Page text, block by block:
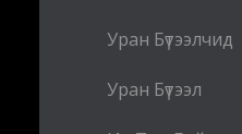
Уран Бүтээлчид
Уран Бүтээл